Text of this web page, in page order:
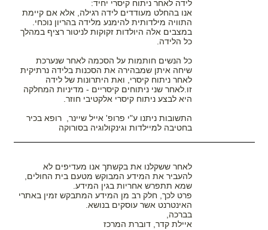
לידה לאחר ניתוח קיסרי יחיד:
אנו בהחלט מעודדים לידה רגילה, אלא אם קיימת
התוויה מילדותית להימנע מלידה בהריון נוכחי.
במצבים אלה היולדות זקוקות לניטור רציף במהלך
כל הלידה.
כל הנשים חותמות על הסכמה לאחר שנערכת
שיחה איתן שמבהירה את הסכנות בלידה נרתיקית
לאחר ניתוח קיסרי, ואת היתרונות של לידה
זו.לאחר שני ניתוחים קיסריים - מדיניות המחלקה
היא לבצע ניתוח קיסרי אלקטיבי חוזר.
התשובות ניתנו ע"י פרופ' אייל שיינר, רופא בכיר
בחטיבה למיילדות וגינקולוגיה בסורוקה
לאחר ששקלנו את בקשתך אנו מעדיפים לא
להעביר את המידע המבוקש מטעם בית החולים,
שמא תתפרש אחריות בגין המידע.
פרט לכך, חלק רב מן המידע המתבקש זמין באתרי
האינטרנט אשר עוסקים בנושא.
בברכה,
איילת קדר, דוברת המרכז